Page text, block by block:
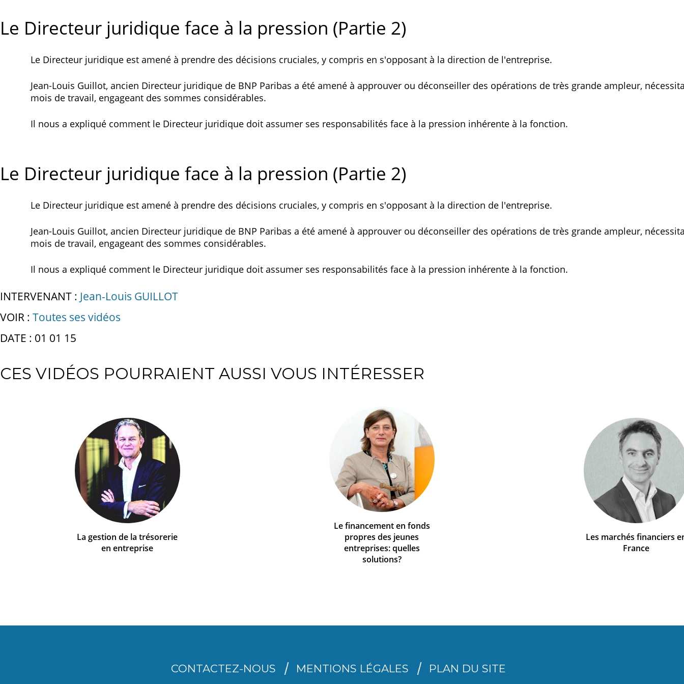
Le Directeur juridique face à la pression (Partie 2)
Le Directeur juridique est amené à prendre des décisions cruciales, y compris en s'opposant à la direction de l'entreprise.
Jean-Louis Guillot, ancien Directeur juridique de BNP Paribas a été amené à approuver ou déconseiller des opérations de très grande ampleur,
mois de travail, engageant des sommes considérables.
Il nous a expliqué comment le Directeur juridique doit assumer ses responsabilités face à la pression inhérente à la fonction.
Le Directeur juridique face à la pression (Partie 2)
Le Directeur juridique est amené à prendre des décisions cruciales, y compris en s'opposant à la direction de l'entreprise.
Jean-Louis Guillot, ancien Directeur juridique de BNP Paribas a été amené à approuver ou déconseiller des opérations de très grande ampleur,
mois de travail, engageant des sommes considérables.
Il nous a expliqué comment le Directeur juridique doit assumer ses responsabilités face à la pression inhérente à la fonction.
INTERVENANT : Jean-Louis GUILLOT
VOIR : Toutes ses vidéos
DATE : 01 01 15
CES VIDÉOS POURRAIENT AUSSI VOUS INTÉRESSER
La gestion de la trésorerie
en entreprise
Le financement en fonds
propres des jeunes
entreprises: quelles
solutions?
Les marchés financiers
France
CONTACTEZ-NOUS MENTIONS LÉGALES PLAN DU SITE